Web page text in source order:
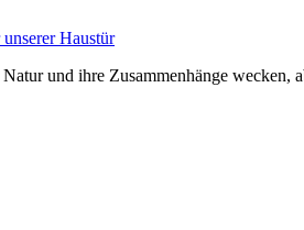
Haustür
und ihre Zusammenhänge